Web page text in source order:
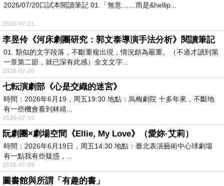
2026/07/20口試本閱讀筆記 01.「無意……而是&hellip...
2026-07-21
李昱伶《河床劇團研究：郭文泰導演手法分析》閱讀筆記
01. 類似的文字段落，不斷重複出現，情況頗為嚴重。（不過才讀到第
一章第二節，就已深有此感）全文文字...
2026-07-20
七転演劇部《心是交織的迷宮》
時間：2026年6月19，周五19:30 地點：烏梅劇院 十多年來，不斷地
有一些機會看到林靖...
2026-07-10
阮劇團×劇場空間《Ellie, My Love》（愛妳·艾莉）
時間：2026年6月19日，周五14:30 地點：臺北表演藝術中心球劇場
有一點我有些疑惑，...
2026-07-09
圖書館與所謂「有趣的書」